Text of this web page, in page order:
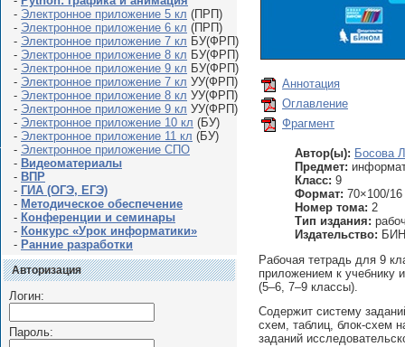
- Электронное приложение 5 кл (ПРП)
- Электронное приложение 6 кл (ПРП)
- Электронное приложение 7 кл БУ(ФРП)
- Электронное приложение 8 кл БУ(ФРП)
- Электронное приложение 9 кл БУ(ФРП)
- Электронное приложение 7 кл УУ(ФРП)
- Электронное приложение 8 кл УУ(ФРП)
- Электронное приложение 9 кл УУ(ФРП)
- Электронное приложение 10 кл (БУ)
- Электронное приложение 11 кл (БУ)
- Электронное приложение СПО
- Видеоматериалы
- ВПР
- ГИА (ОГЭ, ЕГЭ)
- Методическое обеспечение
- Конференции и семинары
- Конкурс «Урок информатики»
- Ранние разработки
Авторизация
Логин:
Пароль:
Аннотация
Оглавление
Фрагмент
Автор(ы): Босова
Предмет:
Класс: 9
Формат: 70×100/16
Номер тома: 2
Тип издания:
Издательство:
Рабочая тетрадь для 9
приложением к учебнику
(5–6, 7–9 классы).
Содержит систему
схем, таблиц, блок-схем
заданий